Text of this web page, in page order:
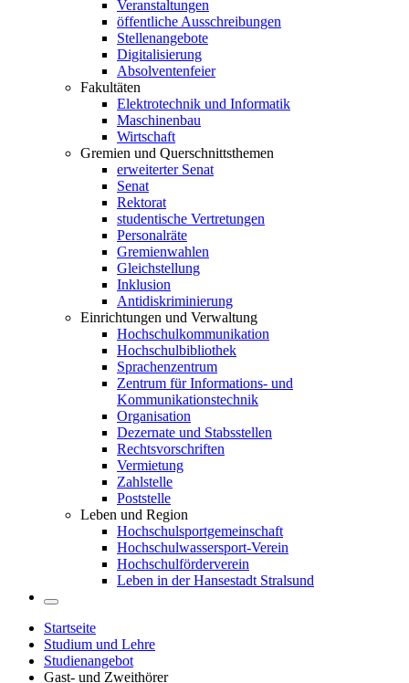
Veranstaltungen
öffentliche Ausschreibungen
Stellenangebote
Digitalisierung
Absolventenfeier
Fakultäten
Elektrotechnik und Informatik
Maschinenbau
Wirtschaft
Gremien und Querschnittsthemen
erweiterter Senat
Senat
Rektorat
studentische Vertretungen
Personalräte
Gremienwahlen
Gleichstellung
Inklusion
Antidiskriminierung
Einrichtungen und Verwaltung
Hochschulkommunikation
Hochschulbibliothek
Sprachenzentrum
Zentrum für Informations- und
Kommunikationstechnik
Organisation
Dezernate und Stabsstellen
Rechtsvorschriften
Vermietung
Zahlstelle
Poststelle
Leben und Region
Hochschulsportgemeinschaft
Hochschulwassersport-Verein
Hochschulförderverein
Leben in der Hansestadt Stralsund
Startseite
Studium und Lehre
Studienangebot
Gast- und Zweithörer